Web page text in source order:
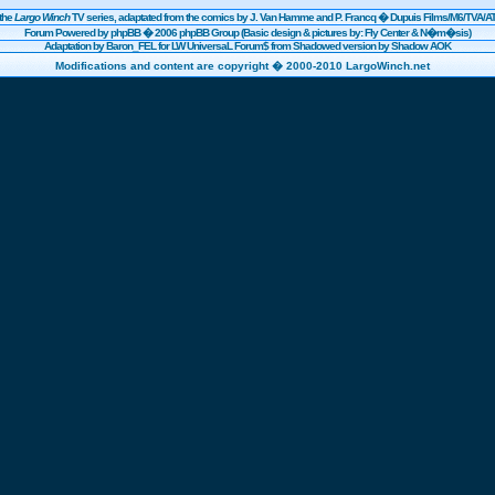
Largo WinchTV series, adaptated from the comics by J. Van Hamme and P. Francq �DupuisFilms/M6/TVA/
Forum Powered byphpBB� 2006 phpBB Group (Basic design & pictures by: Fly Center & N�m�sis)
Adaptation by Baron_FEL for LW UniversaL Forum$ from Shadowed version by Shadow AOK
Modifications and content are copyright � 2000-2010 LargoWinch.net